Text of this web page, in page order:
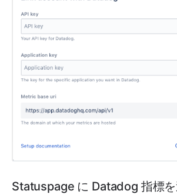
Statuspage に Datadog 指標